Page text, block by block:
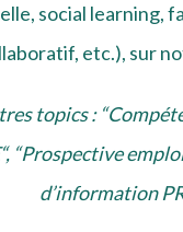
social learning,
etc.), sur
topics : “
“, “Prospective
d’information